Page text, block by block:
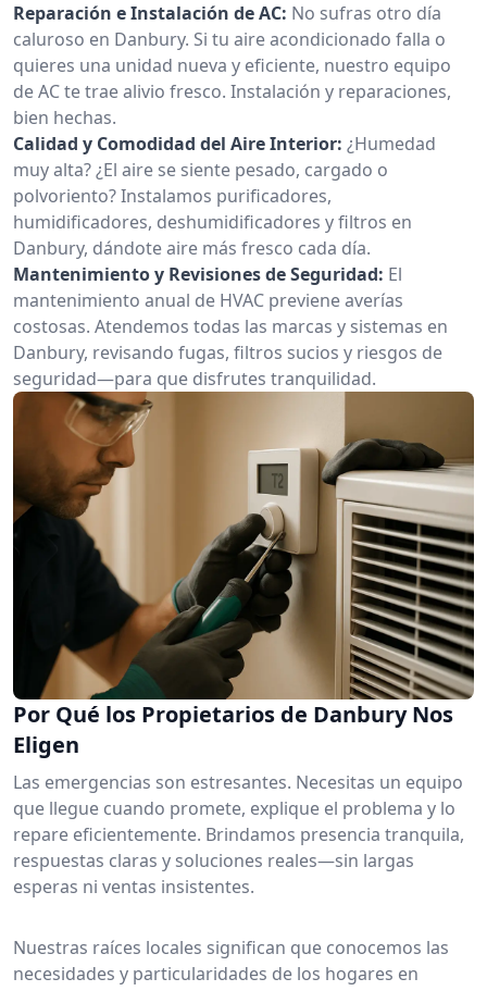
Reparación e Instalación de AC: No sufras otro día
caluroso en Danbury. Si tu aire acondicionado falla o
quieres una unidad nueva y eficiente, nuestro equipo
de AC te trae alivio fresco. Instalación y reparaciones,
bien hechas.
Calidad y Comodidad del Aire Interior: ¿Humedad
muy alta? ¿El aire se siente pesado, cargado o
polvoriento? Instalamos purificadores,
humidificadores, deshumidificadores y filtros en
Danbury, dándote aire más fresco cada día.
Mantenimiento y Revisiones de Seguridad: El
mantenimiento anual de HVAC previene averías
costosas. Atendemos todas las marcas y sistemas en
Danbury, revisando fugas, filtros sucios y riesgos de
seguridad—para que disfrutes tranquilidad.
Por Qué los Propietarios de Danbury Nos
Eligen
Las emergencias son estresantes. Necesitas un equipo
que llegue cuando promete, explique el problema y lo
repare eficientemente. Brindamos presencia tranquila,
respuestas claras y soluciones reales—sin largas
esperas ni ventas insistentes.
Nuestras raíces locales significan que conocemos las
necesidades y particularidades de los hogares en